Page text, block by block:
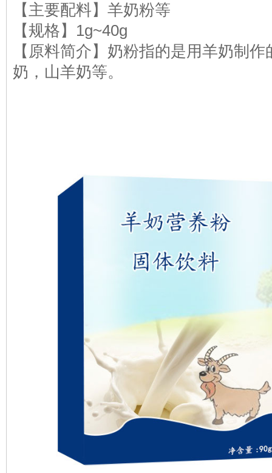
【主要配料】羊奶粉等
【规格】1g~40g
【原料简介】奶粉指的是用羊奶制
奶，山羊奶等。